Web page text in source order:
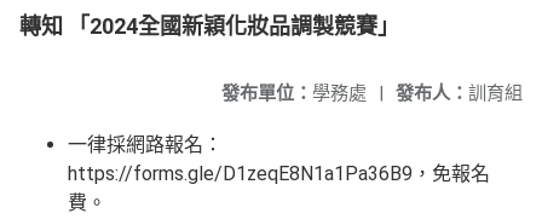
轉知 「2024全國新穎化妝品調製競賽」
發布人： 訓育組
發布單位： 學務處 |
一律採網路報名：
https://forms.gle/D1zeqE8N1a1Pa36B9，免報名
費。